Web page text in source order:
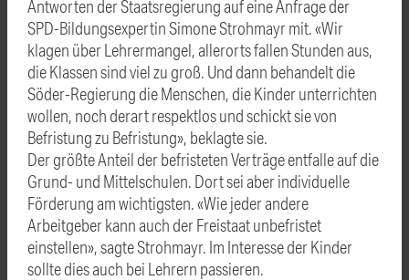
Antworten der Staatsregierung auf eine Anfrage der
SPD-Bildungsexpertin Simone Strohmayr mit. «Wir
klagen über Lehrermangel, allerorts fallen Stunden aus,
die Klassen sind viel zu groß. Und dann behandelt die
Söder-Regierung die Menschen, die Kinder unterrichten
wollen, noch derart respektlos und schickt sie von
Befristung zu Befristung», beklagte sie.
Der größte Anteil der befristeten Verträge entfalle auf die
Grund- und Mittelschulen. Dort sei aber individuelle
Förderung am wichtigsten. «Wie jeder andere
Arbeitgeber kann auch der Freistaat unbefristet
einstellen», sagte Strohmayr. Im Interesse der Kinder
sollte dies auch bei Lehrern passieren.